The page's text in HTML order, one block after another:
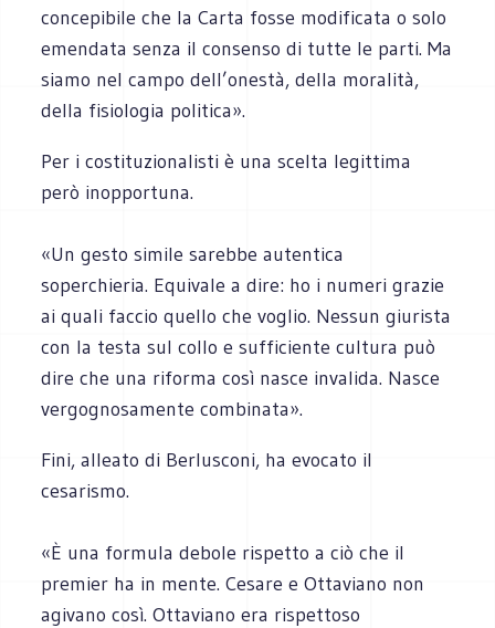
concepibile che la Carta fosse modificata o solo
emendata senza il consenso di tutte le parti. Ma
siamo nel campo dell’onestà, della moralità,
della fisiologia politica».
Per i costituzionalisti è una scelta legittima
però inopportuna.
«Un gesto simile sarebbe autentica
soperchieria. Equivale a dire: ho i numeri grazie
ai quali faccio quello che voglio. Nessun giurista
con la testa sul collo e sufficiente cultura può
dire che una riforma così nasce invalida. Nasce
vergognosamente combinata».
Fini, alleato di Berlusconi, ha evocato il
cesarismo.
«È una formula debole rispetto a ciò che il
premier ha in mente. Cesare e Ottaviano non
agivano così. Ottaviano era rispettoso